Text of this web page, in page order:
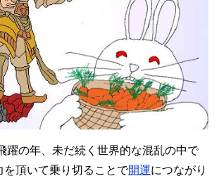
躍の年、未だ続く世界的な混乱の中で
を頂いて乗り切ることで開運につながり